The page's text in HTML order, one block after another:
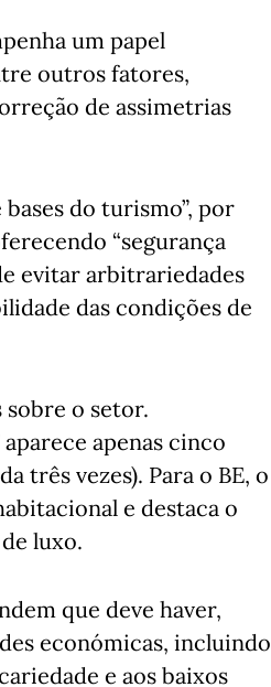
um papel
outros fatores,
de assimetrias
do turismo”, por
“segurança
evitar arbitrariedades
das condições de
sobre o setor.
apenas cinco
três vezes). Para o BE, o
e destaca o
luxo.
que deve haver,
económicas, incluindo
e aos baixos